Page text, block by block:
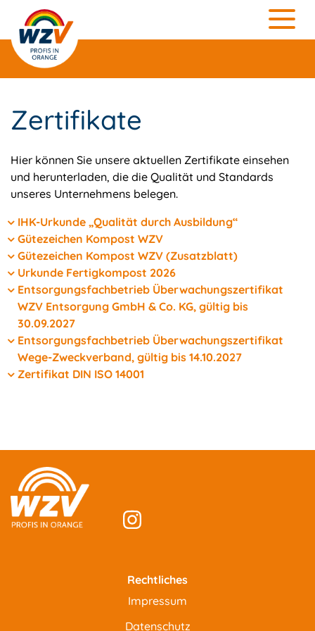
Zertifikate
Hier können Sie unsere aktuellen Zertifikate einsehen
und herunterladen, die die Qualität und Standards
unseres Unternehmens belegen.
IHK-Urkunde „Qualität durch Ausbildung“
Gütezeichen Kompost WZV
Gütezeichen Kompost WZV (Zusatzblatt)
Urkunde Fertigkompost 2026
Entsorgungsfachbetrieb Überwachungszertifikat
WZV Entsorgung GmbH & Co. KG, gültig bis
30.09.2027
Entsorgungsfachbetrieb Überwachungszertifikat
Wege-Zweckverband, gültig bis 14.10.2027
Zertifikat DIN ISO 14001
Rechtliches
Impressum
Datenschutz